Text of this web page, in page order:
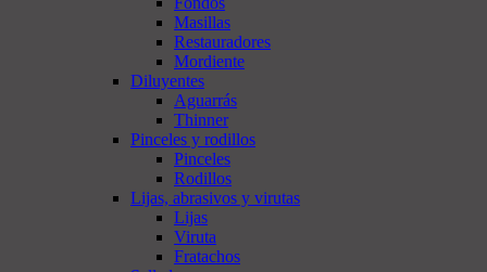
Masillas
Restauradores
Mordiente
Diluyentes
Aguarrás
Thinner
Pinceles y rodillos
Pinceles
Rodillos
Lijas, abrasivos y virutas
Lijas
Viruta
Fratachos